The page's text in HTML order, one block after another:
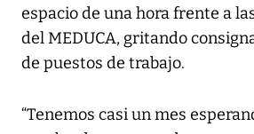
espacio de una hora frente a
del MEDUCA, gritando
de puestos de trabajo.
“Tenemos casi un mes